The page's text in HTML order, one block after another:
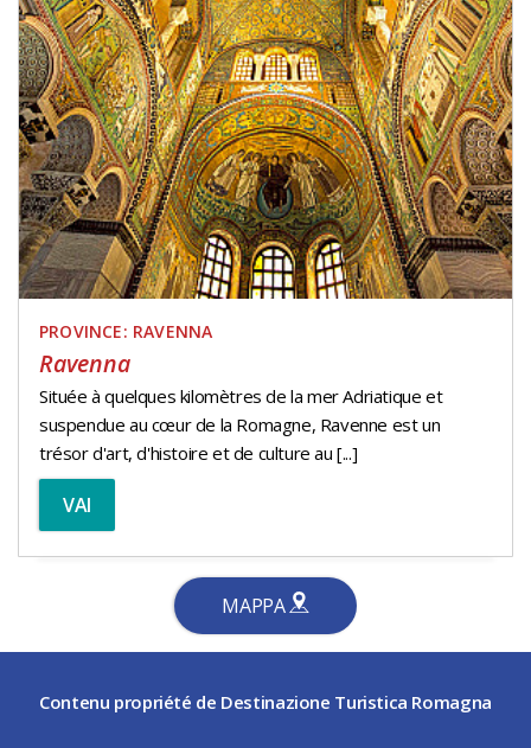
PROVINCE: RAVENNA
Ravenna
Située à quelques kilomètres de la mer Adriatique et
suspendue au cœur de la Romagne, Ravenne est un
trésor d'art, d'histoire et de culture au [...]
VAI
MAPPA
Contenu propriété de Destinazione Turistica Romagna